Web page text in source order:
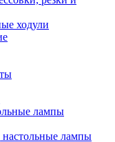
ходули
лампы
лампы